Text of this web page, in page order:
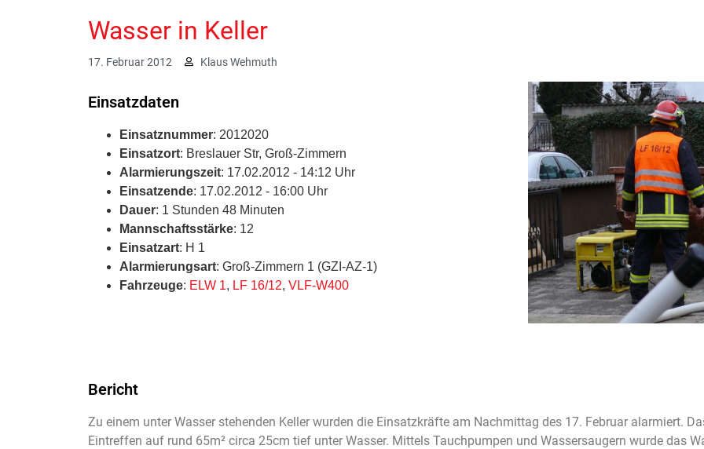
Wasser in Keller
17. Februar 2012 Klaus Wehmuth
Einsatzdaten
Einsatznummer: 2012020
Einsatzort: Breslauer Str, Groß-Zimmern
Alarmierungszeit: 17.02.2012 - 14:12 Uhr
Einsatzende: 17.02.2012 - 16:00 Uhr
Dauer: 1 Stunden 48 Minuten
Mannschaftsstärke: 12
Einsatzart: H 1
Alarmierungsart: Groß-Zimmern 1 (GZI-AZ-1)
Fahrzeuge: ELW 1, LF 16/12, VLF-W400
Bericht
Zu einem unter Wasser stehenden Keller wurden die Einsatzkräfte am Nachmittag des 17. Februar alarmiert.
Eintreffen auf rund 65m² circa 25cm tief unter Wasser. Mittels Tauchpumpen und Wassersaugern wurde das